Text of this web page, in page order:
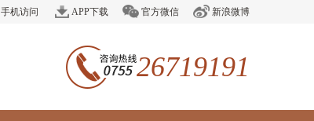
手机访问 APP下载 官方微信 新浪微博
26719191